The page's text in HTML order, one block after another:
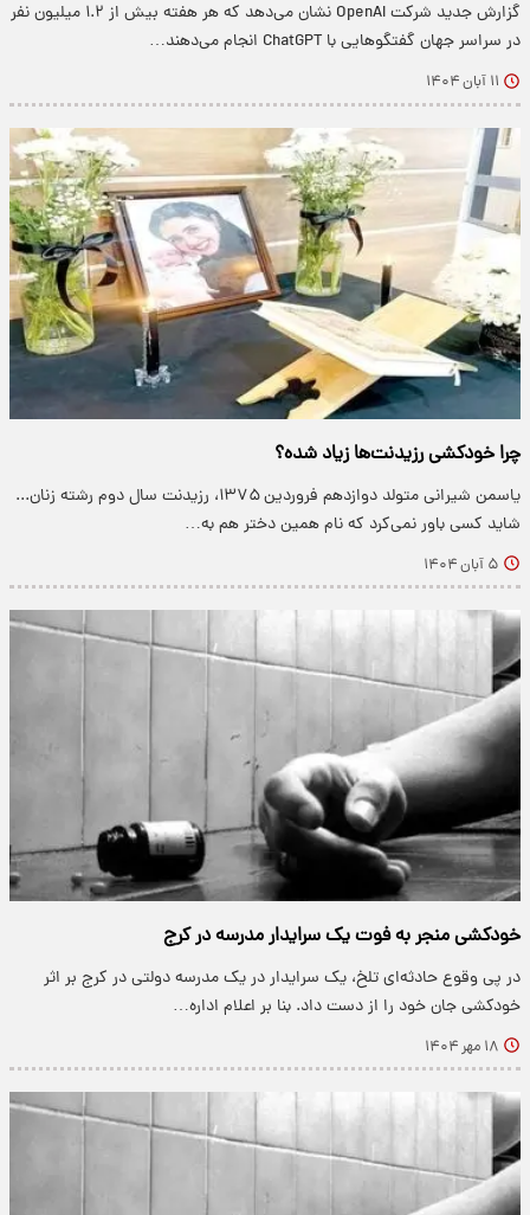
گزارش جدید شرکت OpenAI نشان می‌دهد که هر هفته بیش از ۱.۲ میلیون نفر
در سراسر جهان گفتگوهایی با ChatGPT انجام می‌دهند…
۱۱ آبان ۱۴۰۴
چرا خودکشی رزیدنت‌ها زیاد شده؟
یاسمن شیرانی متولد دوازدهم فروردین ۱۳۷۵، رزیدنت سال دوم رشته زنان...
شاید کسی باور نمی‌کرد که نام همین دختر هم به…
۵ آبان ۱۴۰۴
خودکشی منجر به فوت یک سرایدار مدرسه در کرج
در پی وقوع حادثه‌ای تلخ، یک سرایدار در یک مدرسه دولتی در کرج بر اثر
خودکشی جان خود را از دست داد. بنا بر اعلام اداره…
۱۸ مهر ۱۴۰۴